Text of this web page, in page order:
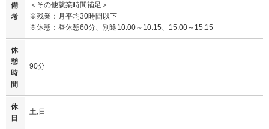
備
考
＜その他就業時間補足＞
※残業：月平均30時間以下
※休憩：昼休憩60分、別途10:00～10:15、15:00～15:15
休
憩
時
間
90分
休
日
土,日